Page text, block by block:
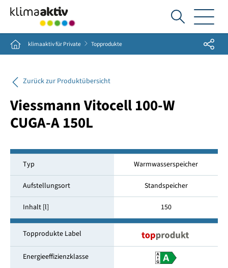
Ich
suche...
Home klimaaktiv für Private Topprodukte Share
Zurück zur Produktübersicht
Viessmann Vitocell 100-W
CUGA-A 150L
Typ Warmwasserspeicher
Aufstellungsort Standspeicher
Inhalt [l] 150
Topprodukte Label
Energieeffizienzklasse